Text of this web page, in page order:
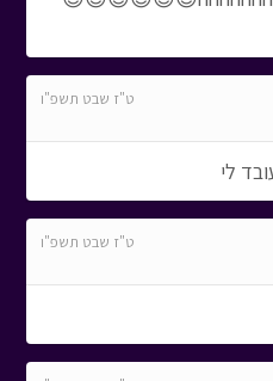
ט"ז שבט תשפ"ו
לי
ט"ז שבט תשפ"ו